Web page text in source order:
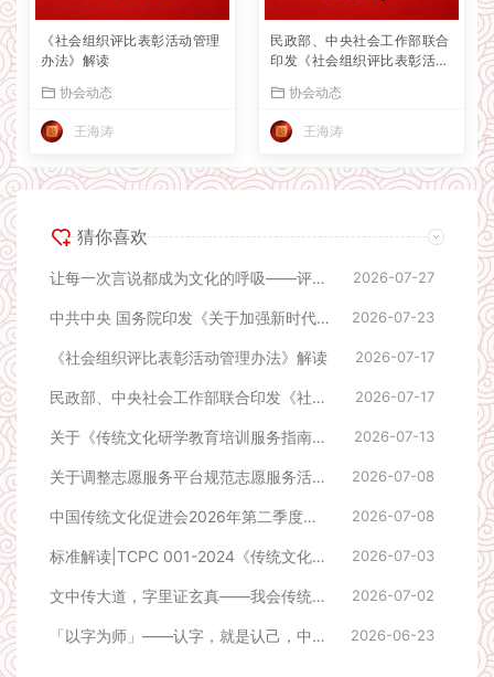
《社会组织评比表彰活动管理
办法》解读
协会动态
王海涛
民政部、中央社会工作部联合
印发《社会组织评比表彰活动
协会动态
王海涛
猜你喜欢
让每一次言说都成为文化的呼吸——评《成事者赢在会表达》 2026-07-27
中共中央 国务院印发《关于加强新时代社会工作的意见》 2026-07-23
《社会组织评比表彰活动管理办法》解读 2026-07-17
民政部、中央社会工作部联合印发《社会组织评比表彰活动管理办法》 2026-07-17
关于《传统文化研学教育培训服务指南》团体标准立项公告 2026-07-13
关于调整志愿服务平台规范志愿服务活动的公告 2026-07-08
中国传统文化促进会2026年第二季度课题立项公告 2026-07-08
标准解读|TCPC 001-2024《传统文化专家评审指南》 2026-07-03
文中传大道，字里证玄真——我会传统文化大讲堂第三期在京如期举行 2026-07-02
「以字为师」——认字，就是认己，中国传统文化大讲堂线下活动预告 2026-06-23